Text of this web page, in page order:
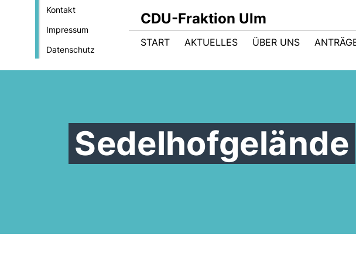
Kontakt
Impressum
Datenschutz
CDU-Fraktion Ulm
START AKTUELLES ÜBER UNS
Sedelhofgelände